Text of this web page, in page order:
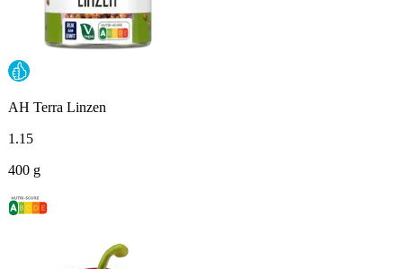
AH Terra Linzen
1 .15
400 g